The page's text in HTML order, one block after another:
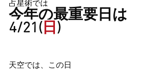
占星術では
今年の最重要日は
4/21(日 )
天空では、この日